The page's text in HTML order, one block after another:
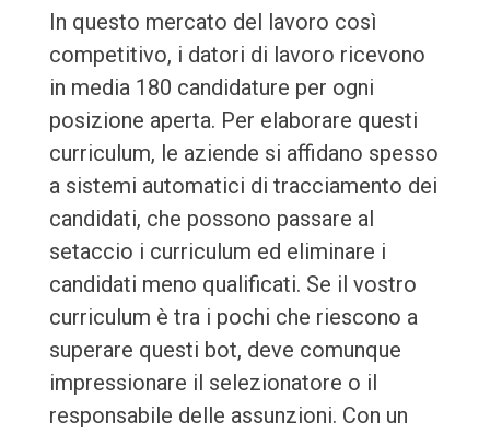
In questo mercato del lavoro così
competitivo, i datori di lavoro ricevono
in media 180 candidature per ogni
posizione aperta. Per elaborare questi
curriculum, le aziende si affidano spesso
a sistemi automatici di tracciamento dei
candidati, che possono passare al
setaccio i curriculum ed eliminare i
candidati meno qualificati. Se il vostro
curriculum è tra i pochi che riescono a
superare questi bot, deve comunque
impressionare il selezionatore o il
responsabile delle assunzioni. Con un